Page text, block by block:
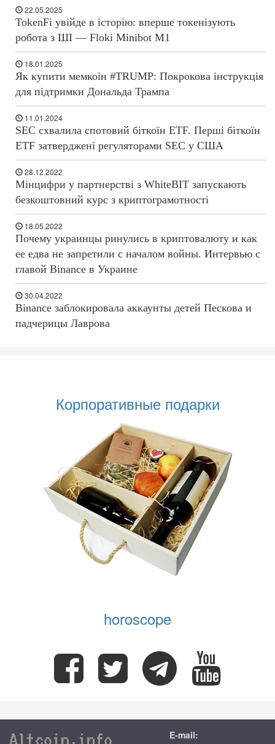
22.05.2025
TokenFi увійде в історію: вперше токенізують
робота з ШІ — Floki Minibot M1
18.01.2025
Як купити мемкоін #TRUMP: Покрокова інструкція
для підтримки Дональда Трампа
11.01.2024
SEC схвалила спотовий біткоїн ETF. Перші біткоїн
ETF затверджені регуляторами SEC у США
28.12.2022
Мінцифри у партнерстві з WhiteBIT запускають
безкоштовний курс з криптограмотності
18.05.2022
Почему украинцы ринулись в криптовалюту и как
ее едва не запретили с началом войны. Интервью с
главой Binance в Украине
30.04.2022
Binance заблокировала аккаунты детей Пескова и
падчерицы Лаврова
Корпоративные подарки
horoscope
Altcoin.info
E-mail: